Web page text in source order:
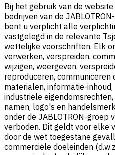
Bij het gebruik van de
bedrijven van de
bent u verplicht alle
vastgelegd in de relevante
wettelijke voorschriften. Elk
verwerken, verspreiden,
wijzigen, weergeven,
reproduceren, communiceren
materialen, informatie-
industriële
namen, logo's en
onder de JABLOTRON-groep
verboden. Dit geldt voor elke
door de wet toegestane
commerciële doeleinden